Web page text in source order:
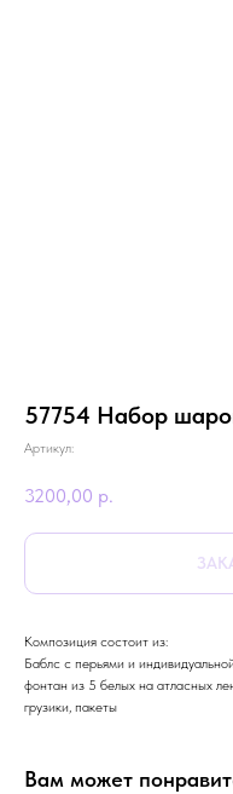
57754 Набор
Артикул:
3200,00 р.
Композиция состоит из:
Баблс с перьями и
фонтан из 5 белых на атласных
грузики, пакеты
Вам может